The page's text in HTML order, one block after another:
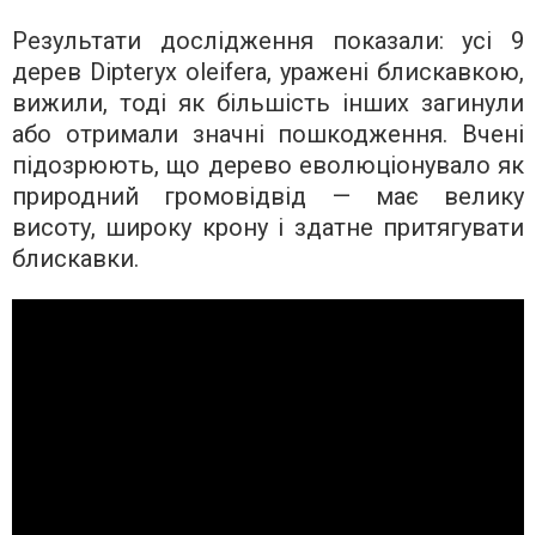
Результати дослідження показали: усі 9
дерев Dipteryx oleifera, уражені блискавкою,
вижили, тоді як більшість інших загинули
або отримали значні пошкодження. Вчені
підозрюють, що дерево еволюціонувало як
природний громовідвід — має велику
висоту, широку крону і здатне притягувати
блискавки.